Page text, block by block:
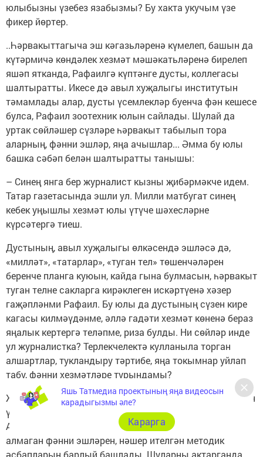
юлыбызны үзебез язабызмы? Бу хакта укучым үзе
фикер йөртер.
..Һәрвакыттагыча эш кәгазьләренә күмелеп, башын да
күтәрмичә көндәлек хезмәт мәшәкатьләренә бирелеп
яшәп ятканда, Рафаилгә күптәнге дусты, коллегасы
шалтыратты. Икесе дә авыл хуҗалыгы институтын
тәмамлады алар, дусты үсемлекләр буенча фән кешесе
булса, Рафаил зоотехник юлын сайлады. Шулай да
уртак сөйләшер сүзләре һәрвакыт табылып тора
аларның, фәнни эшләр, яңа ачышлар... Әмма бу юлы
башка сәбәп белән шалтыратты танышы:
– Синең янга бер журналист кызны җибәрмәкче идем.
Татар газетасында эшли ул. Милли матбугат синең
кебек уңышлы хезмәт юлы үтүче шәхесләрне
күрсәтергә тиеш.
Дустының, авыл хуҗалыгы өлкәсендә эшләсә дә,
«милләт», «татарлар», «туган тел» төшенчәләрен
беренче планга куюын, кайда гына булмасын, һәрвакыт
туган телне сакларга кирәклеген искәртүенә хәзер
гаҗәпләнми Рафаил. Бу юлы да дустының сүзен кире
кагасы килмәүдәнме, әллә гадәти хезмәт көненә бераз
яңалык кертергә теләпме, риза булды. Ни сөйләр инде
ул журналистка? Терлекчелектә кулланыла торган
алшартлар, тукландыру тәртибе, яңа токымнар уйлап
табу, фәнни хезмәтләре турындамы?
Журналист киләсе көнне шушы хакта уйланып, иртәдән
үк үз эшләренә кереп китә алмыйча газапланды.
Аннары китап киштәсеннән күптән инде кулына
алмаган фәнни эшләрен, нәшер ителгән методик
әсбапларын барлый башлады. Шуларны актарганда,
Яшь Татмедиа проектының яңа видеосын
карадыгызмы әле?
Карарга